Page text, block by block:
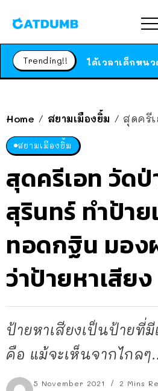
Trending!!
Home / สยามเมืองยิ้ม / สุดครีเอท วัดป่า จ.
สยามเมืองยิ้ม
สุดครีเอท วัดป่
สุรินทร์ ทำป้า
ทอดกฐิน มอง
ว่าป้ายหาเสียง
ป้ายหาเสียงเป็นป้ายที่
คือ แม้จะเห็นจากไกลๆ
5 November 2021 2 Mins